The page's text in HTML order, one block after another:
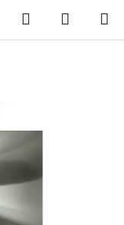
Hledat
KOŠÍK